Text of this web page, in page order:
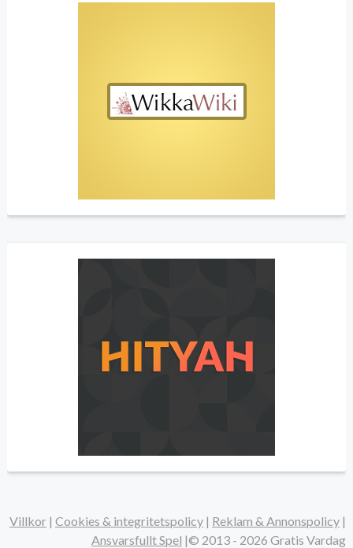
Villkor |Cookies & integritetspolicy | Reklam & Annonspolicy |
Ansvarsfullt Spel |© 2013 - 2026 Gratis Vardag